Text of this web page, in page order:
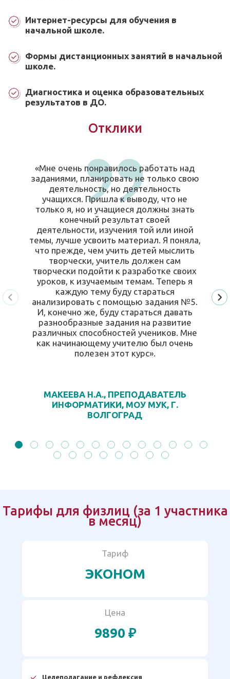
Интернет-ресурсы для обучения в
начальной школе.
Формы дистанционных занятий в начальной
школе.
Диагностика и оценка образовательных
результатов в ДО.
Отклики
«Мне очень понравилось работать над
заданиями, планировать не только свою
деятельность, но деятельность
учащихся. Пришла к выводу, что не
только я, но и учащиеся должны знать
конечный результат своей
деятельности, изучения той или иной
темы, лучше усвоить материал. Я поняла,
что прежде, чем учить детей мыслить
творчески, учитель должен сам
творчески подойти к разработке своих
уроков, к изучаемым темам. Теперь я
каждую тему буду стараться
анализировать с помощью задания №5.
И, конечно же, буду стараться давать
разнообразные задания на развитие
различных способностей учеников. Мне
как начинающему учителю был очень
полезен этот курс».
МАКЕЕВА Н.А., ПРЕПОДАВАТЕЛЬ
ИНФОРМАТИКИ, МОУ МУК, Г.
ВОЛГОГРАД
Тарифы для физлиц (за 1 участника
в месяц)
Тариф
ЭКОНОМ
Цена
9890 ₽
Целеполагание и рефлексия